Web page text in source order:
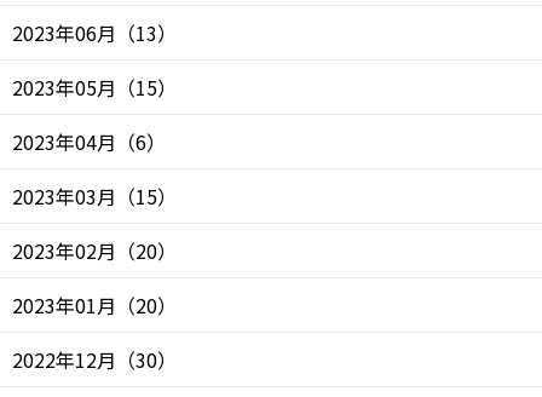
2023年06月 （13）
2023年05月 （15）
2023年04月 （6）
2023年03月 （15）
2023年02月 （20）
2023年01月 （20）
2022年12月 （30）